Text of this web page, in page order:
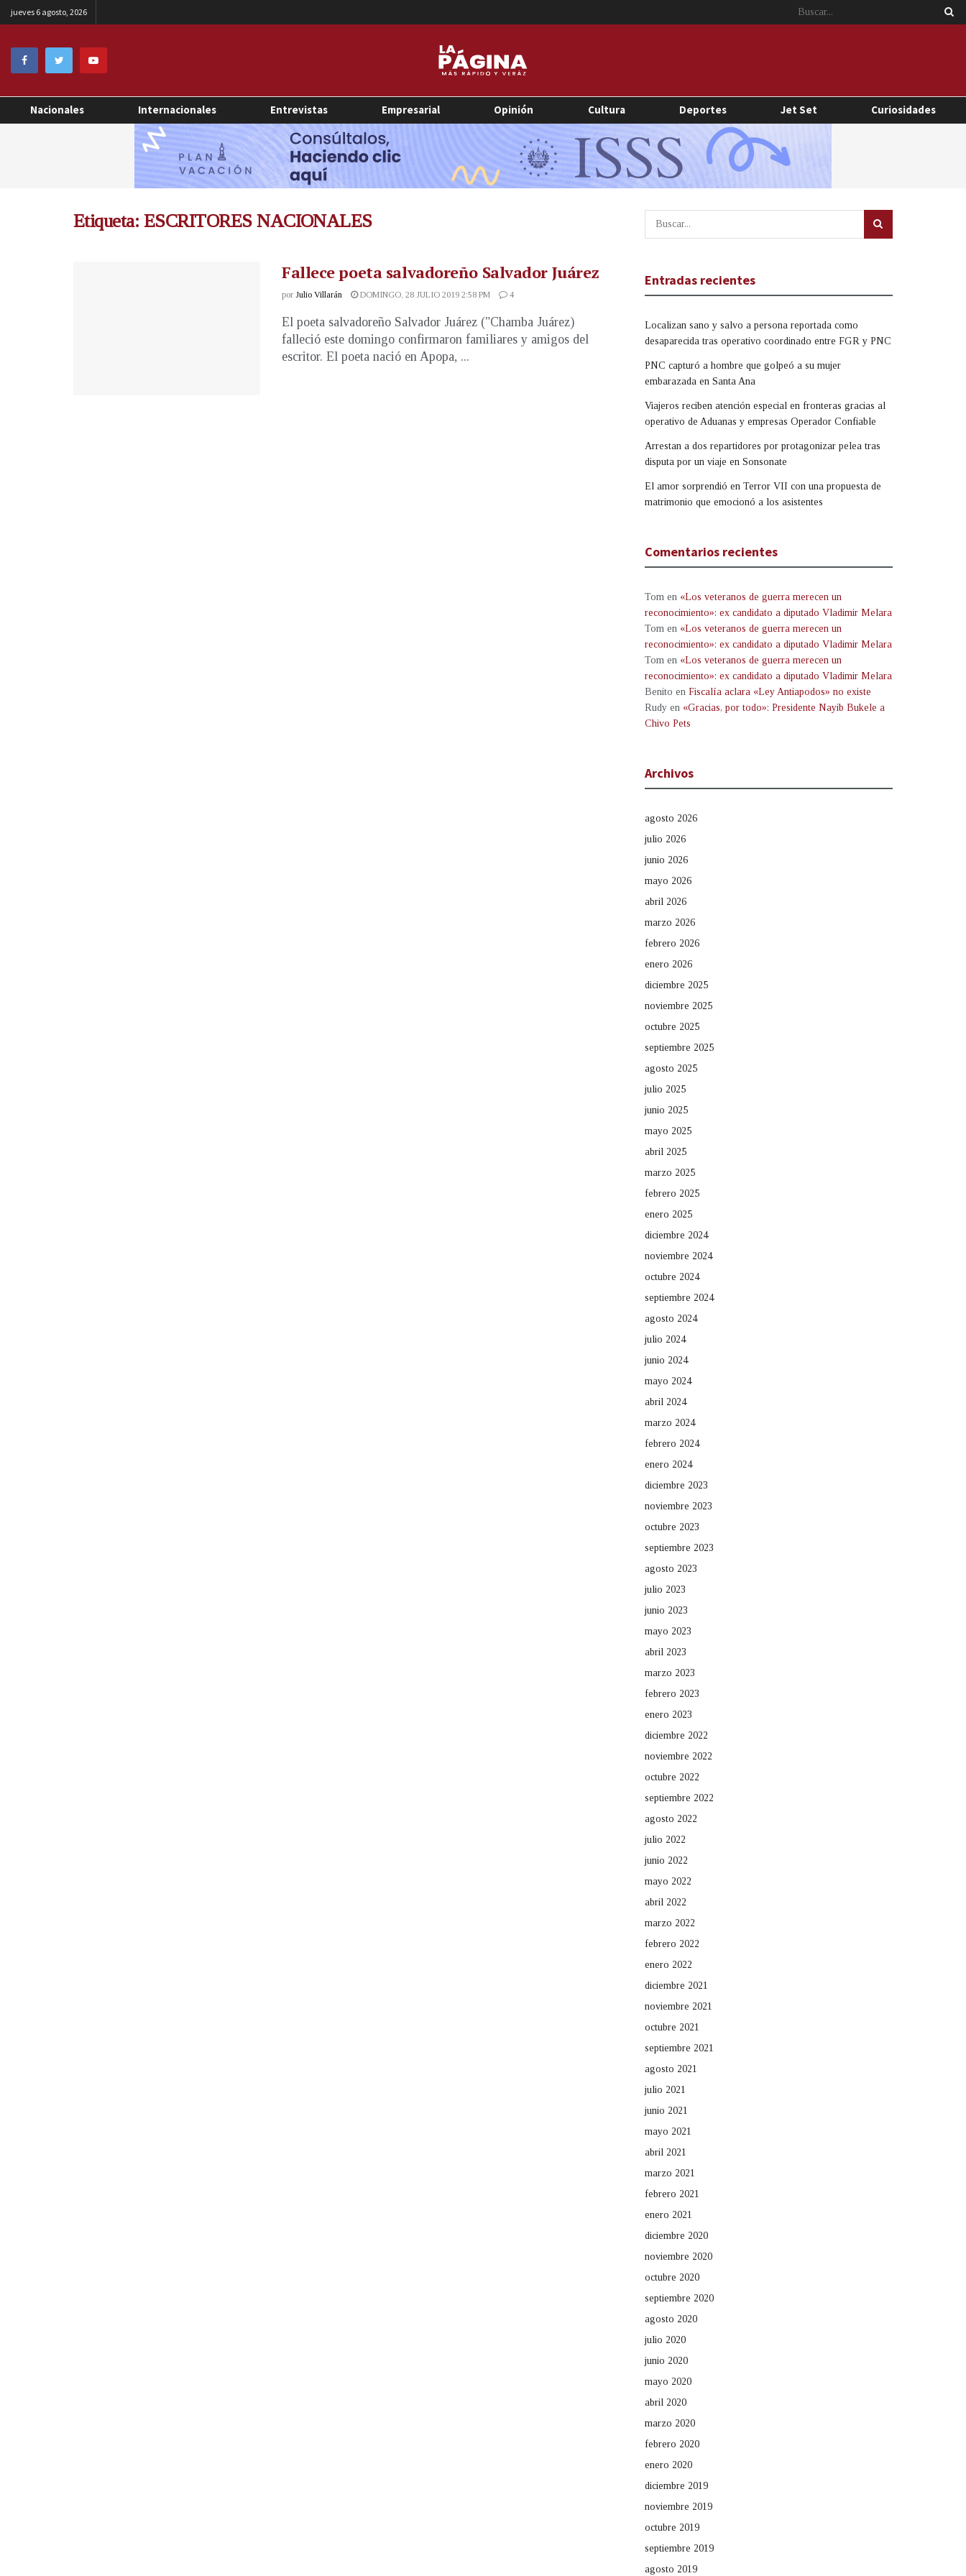
jueves 6 agosto, 2026
Nacionales Internacionales Entrevistas Empresarial Opinión Cultura Deportes Jet Set Curiosidades
Etiqueta: ESCRITORES NACIONALES
Fallece poeta salvadoreño Salvador Juárez
por Julio Villarán DOMINGO, 28 JULIO 2019 2:58 PM 4
El poeta salvadoreño Salvador Juárez ("Chamba Juárez)
falleció este domingo confirmaron familiares y amigos del
escritor. El poeta nació en Apopa, ...
Entradas recientes
Localizan sano y salvo a persona reportada como
desaparecida tras operativo coordinado entre FGR y PNC
PNC capturó a hombre que golpeó a su mujer
embarazada en Santa Ana
Viajeros reciben atención especial en fronteras gracias al
operativo de Aduanas y empresas Operador Confiable
Arrestan a dos repartidores por protagonizar pelea tras
disputa por un viaje en Sonsonate
El amor sorprendió en Terror VII con una propuesta de
matrimonio que emocionó a los asistentes
Comentarios recientes
Tom en «Los veteranos de guerra merecen un
reconocimiento»: ex candidato a diputado Vladimir Melara
Tom en «Los veteranos de guerra merecen un
reconocimiento»: ex candidato a diputado Vladimir Melara
Tom en «Los veteranos de guerra merecen un
reconocimiento»: ex candidato a diputado Vladimir Melara
Benito en Fiscalía aclara «Ley Antiapodos» no existe
Rudy en «Gracias, por todo»: Presidente Nayib Bukele a
Chivo Pets
Archivos
agosto 2026
julio 2026
junio 2026
mayo 2026
abril 2026
marzo 2026
febrero 2026
enero 2026
diciembre 2025
noviembre 2025
octubre 2025
septiembre 2025
agosto 2025
julio 2025
junio 2025
mayo 2025
abril 2025
marzo 2025
febrero 2025
enero 2025
diciembre 2024
noviembre 2024
octubre 2024
septiembre 2024
agosto 2024
julio 2024
junio 2024
mayo 2024
abril 2024
marzo 2024
febrero 2024
enero 2024
diciembre 2023
noviembre 2023
octubre 2023
septiembre 2023
agosto 2023
julio 2023
junio 2023
mayo 2023
abril 2023
marzo 2023
febrero 2023
enero 2023
diciembre 2022
noviembre 2022
octubre 2022
septiembre 2022
agosto 2022
julio 2022
junio 2022
mayo 2022
abril 2022
marzo 2022
febrero 2022
enero 2022
diciembre 2021
noviembre 2021
octubre 2021
septiembre 2021
agosto 2021
julio 2021
junio 2021
mayo 2021
abril 2021
marzo 2021
febrero 2021
enero 2021
diciembre 2020
noviembre 2020
octubre 2020
septiembre 2020
agosto 2020
julio 2020
junio 2020
mayo 2020
abril 2020
marzo 2020
febrero 2020
enero 2020
diciembre 2019
noviembre 2019
octubre 2019
septiembre 2019
agosto 2019